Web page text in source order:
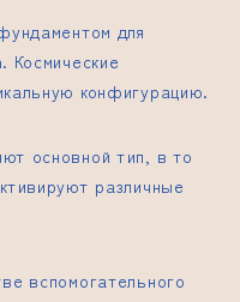
для
Космические
конфигурацию.
основной тип, в то
различные
вспомогательного